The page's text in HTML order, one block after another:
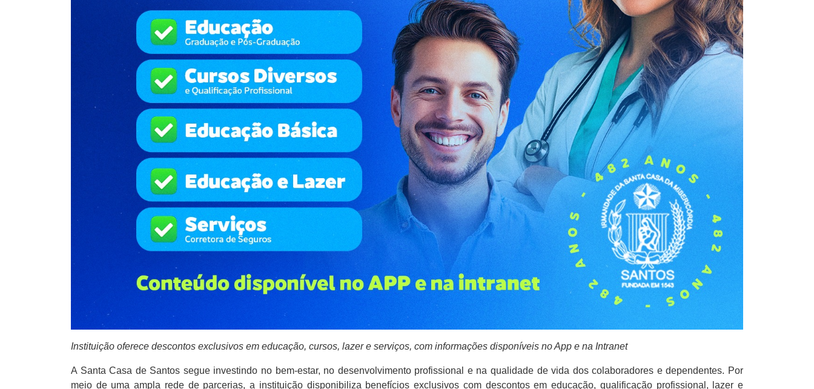
Instituição oferece descontos exclusivos em educação, cursos, lazer e serviços, com informações disponíveis no App e na Intranet
A Santa Casa de Santos segue investindo no bem-estar, no desenvolvimento profissional e na qualidade de vida dos colaboradores e dependentes. Por
meio de uma ampla rede de parcerias, a instituição disponibiliza benefícios exclusivos com descontos em educação, qualificação profissional, lazer e